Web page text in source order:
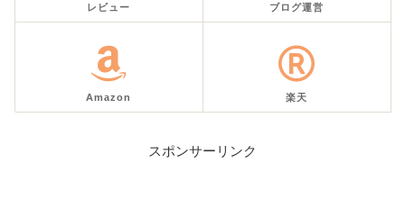
レビュー ブログ運営
Amazon 楽天
スポンサーリンク